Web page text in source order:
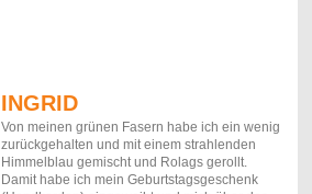
INGRID
Von meinen grünen Fasern habe ich ein wenig
zurückgehalten und mit einem strahlenden
Himmelblau gemischt und Rolags gerollt.
Damit habe ich mein Geburtstagsgeschenk